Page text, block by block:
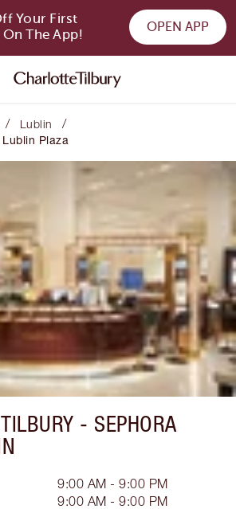
Your First
The App!
OPEN APP
/ Lublin /
Plaza
- SEPHORA
9:00 AM - 9:00 PM
9:00 AM - 9:00 PM